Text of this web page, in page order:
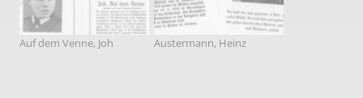
Auf dem Venne, Joh Austermann, Heinz